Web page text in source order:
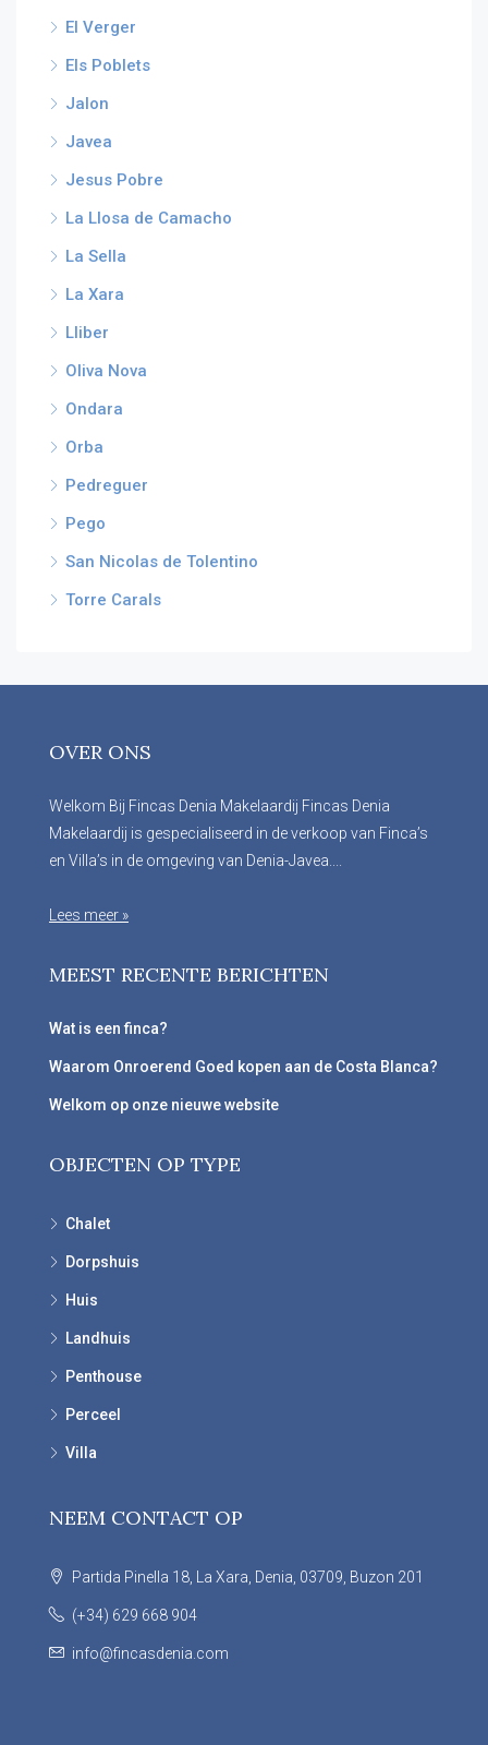
El Verger
Els Poblets
Jalon
Javea
Jesus Pobre
La Llosa de Camacho
La Sella
La Xara
Lliber
Oliva Nova
Ondara
Orba
Pedreguer
Pego
San Nicolas de Tolentino
Torre Carals
OVER ONS
Welkom Bij Fincas Denia Makelaardij Fincas Denia
Makelaardij is gespecialiseerd in de verkoop van Finca’s
en Villa’s in de omgeving van Denia-Javea....
Lees meer »
MEEST RECENTE BERICHTEN
Wat is een finca?
Waarom Onroerend Goed kopen aan de Costa Blanca?
Welkom op onze nieuwe website
OBJECTEN OP TYPE
Chalet
Dorpshuis
Huis
Landhuis
Penthouse
Perceel
Villa
NEEM CONTACT OP
Partida Pinella 18, La Xara, Denia, 03709, Buzon 201
(+34) 629 668 904
info@fincasdenia.com